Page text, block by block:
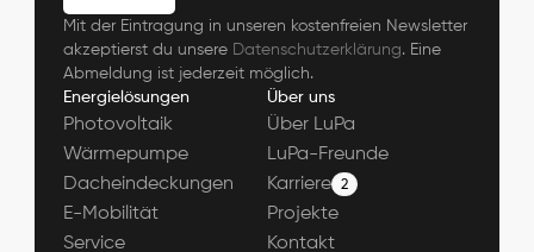
Energielösungen
Photovoltaik
Wärmepumpe
Dacheindeckungen
E-Mobilität
Service
Über uns
Über LuPa
LuPa-Freunde
Karriere
2
Projekte
Kontakt
Mit der Eintragung in unseren kostenfreien Newsletter
akzeptierst du unsere Datenschutzerklärung. Eine
Abmeldung ist jederzeit möglich.